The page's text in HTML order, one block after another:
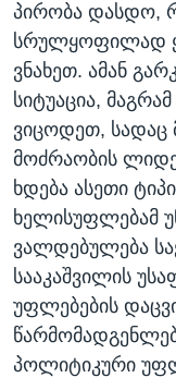
პირობა დასდო,
სრულყოფილად
ვნახეთ. ამან
სიტუაცია,
ვიცოდეთ, სადაც
მოძრაობის
ხდება ასეთი
ხელისუფლებამ
ვალდებულება
სააკაშვილის
უფლებების
პოლიტიკური